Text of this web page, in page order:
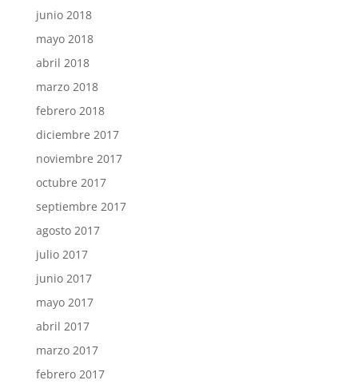
junio 2018
mayo 2018
abril 2018
marzo 2018
febrero 2018
diciembre 2017
noviembre 2017
octubre 2017
septiembre 2017
agosto 2017
julio 2017
junio 2017
mayo 2017
abril 2017
marzo 2017
febrero 2017